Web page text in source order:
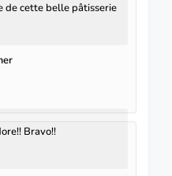
de cette belle pâtisserie
Bravo!!